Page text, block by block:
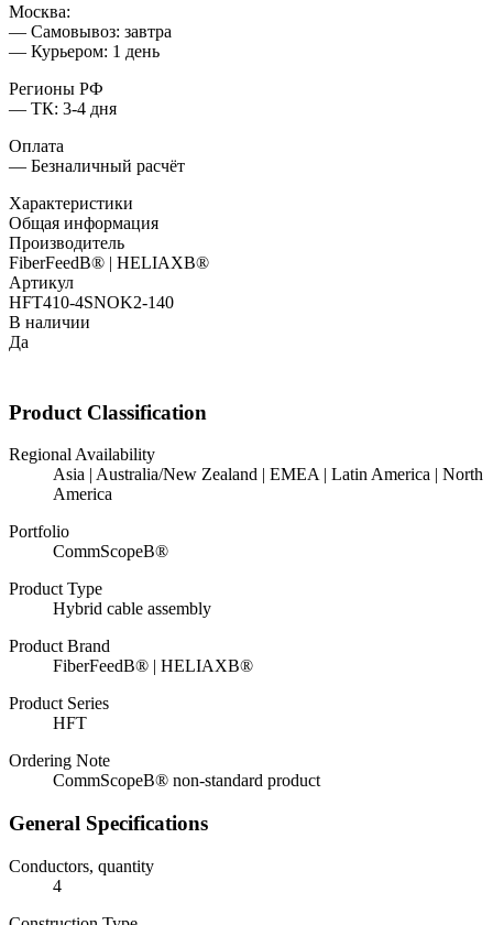
Москва:
— Самовывоз: завтра
— Курьером: 1 день
Регионы РФ
— ТК: 3-4 дня
Оплата
— Безналичный расчёт
Характеристики
Общая информация
Производитель
FiberFeedВ® | HELIAXВ®
Артикул
HFT410-4SNOK2-140
В наличии
Да
Product Classification
Regional Availability
Asia | Australia/New Zealand | EMEA | Latin America | North
America
Portfolio
CommScopeВ®
Product Type
Hybrid cable assembly
Product Brand
FiberFeedВ® | HELIAXВ®
Product Series
HFT
Ordering Note
CommScopeВ® non-standard product
General Specifications
Conductors, quantity
4